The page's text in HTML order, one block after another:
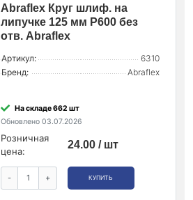
Abraflex Круг шлиф. на
липучке 125 мм P600 без
отв. Abraflex
Артикул:
6310
Бренд:
Abraflex
На складе 662 шт
Обновлено 03.07.2026
Розничная
цена:
24.00 / шт
- + КУПИТЬ